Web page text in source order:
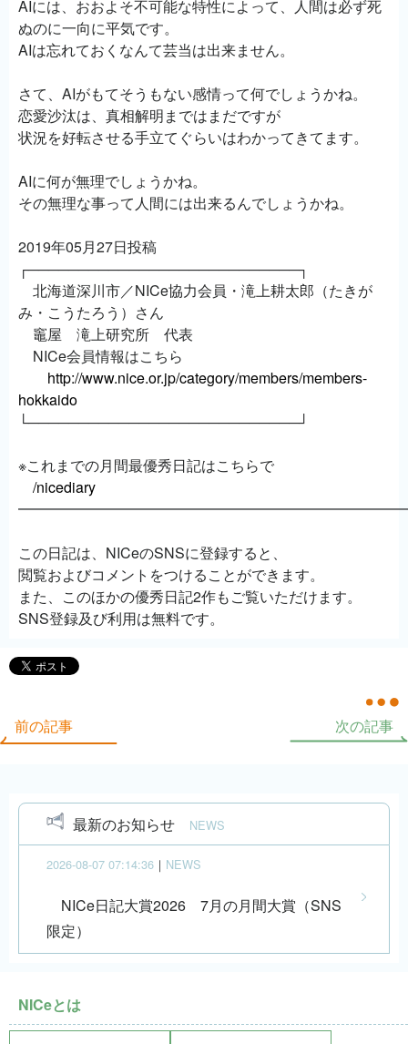
AIには、おおよそ不可能な特性によって、人間は必ず死
ぬのに一向に平気です。
AIは忘れておくなんて芸当は出来ません。
さて、AIがもてそうもない感情って何でしょうかね。
恋愛沙汰は、真相解明まではまだですが
状況を好転させる手立てぐらいはわかってきてます。
AIに何が無理でしょうかね。
その無理な事って人間には出来るんでしょうかね。
2019年05月27日投稿
┌───────────────────────────┐
北海道深川市／NICe協力会員・滝上耕太郎（たきが
み・こうたろう）さん
竈屋 滝上研究所 代表
NICe会員情報はこちら
http://www.nice.or.jp/category/members/members-
hokkaido
└───────────────────────────┘
※これまでの月間最優秀日記はこちらで
/nicediary
この日記は、NICeのSNSに登録すると、
閲覧およびコメントをつけることができます。
また、このほかの優秀日記2作もご覧いただけます。
SNS登録及び利用は無料です。
前の記事 次の記事
最新のお知らせ NEWS
2026-08-07 07:14:36 ｜ NEWS
NICe日記大賞2026 7月の月間大賞（SNS
限定）
NICeとは